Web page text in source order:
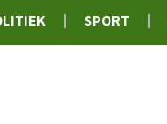
SPORT